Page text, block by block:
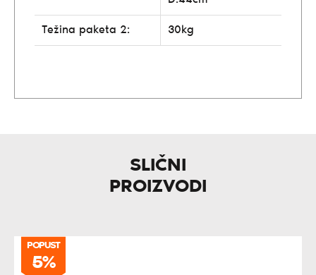
Težina paketa 2: 30kg
SLIČNI
PROIZVODI
POPUST
5%